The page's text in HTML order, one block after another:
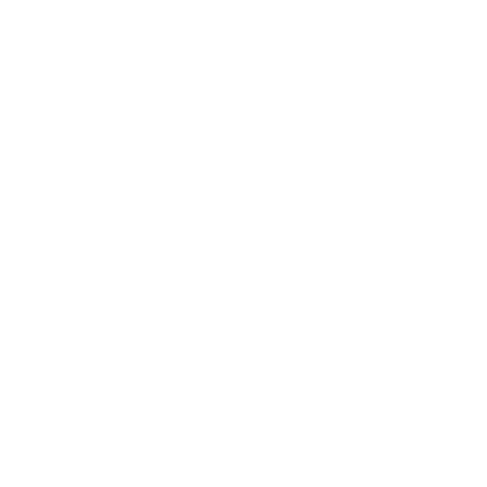
je na zadní straně kovová výztuha ve tvaru
umožňující připevnění ke stěně.